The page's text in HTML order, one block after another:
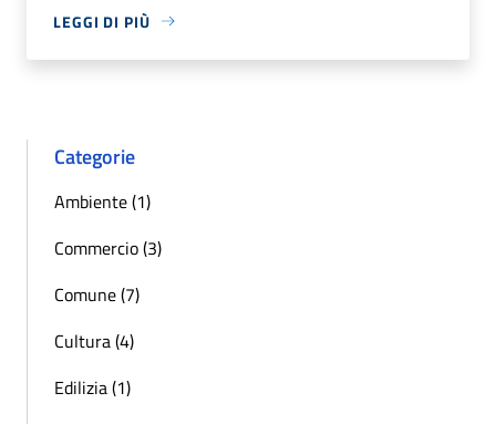
LEGGI DI PIÙ
Categorie
Ambiente (1)
Commercio (3)
Comune (7)
Cultura (4)
Edilizia (1)